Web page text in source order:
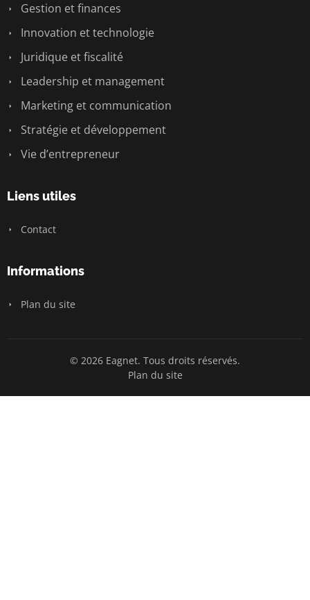
Gestion et finances
Innovation et technologie
Juridique et fiscalité
Leadership et management
Marketing et communication
Stratégie et développement
Vie d’entrepreneur
Liens utiles
Contact
Informations
Plan du site
© 2026 Eagnet. Tous droits réservés.
Plan du site